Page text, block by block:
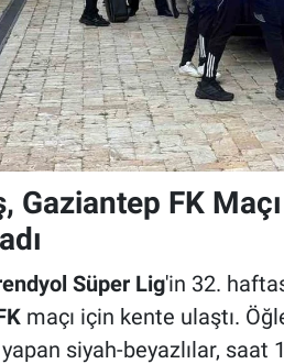
Gaziantep FK Maçı
Süper Lig'in 32.
maçı için kente ulaştı.
siyah-beyazlılar, saat